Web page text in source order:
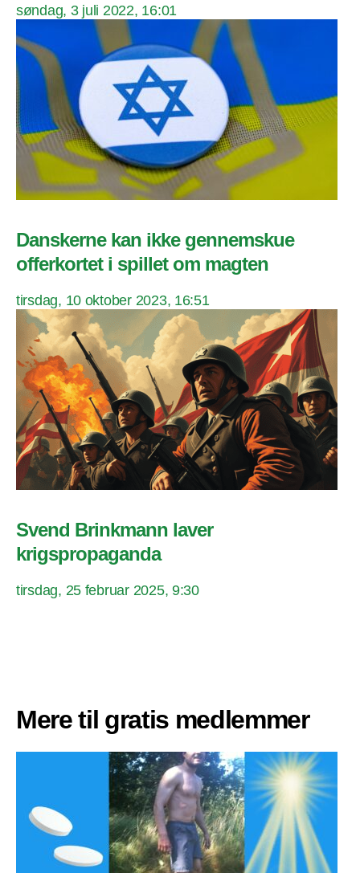
søndag, 3 juli 2022, 16:01
Danskerne kan ikke gennemskue
offerkortet i spillet om magten
tirsdag, 10 oktober 2023, 16:51
Svend Brinkmann laver
krigspropaganda
tirsdag, 25 februar 2025, 9:30
Mere til gratis medlemmer